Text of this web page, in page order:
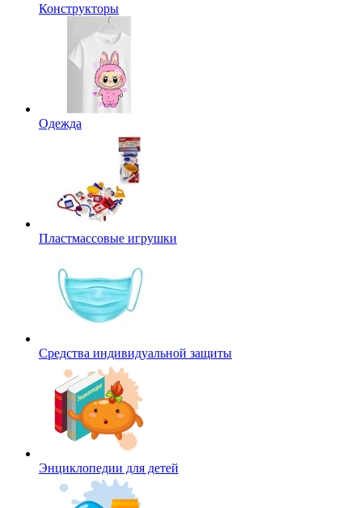
Конструкторы
Одежда
Пластмассовые игрушки
Средства индивидуальной защиты
Энциклопедии для детей